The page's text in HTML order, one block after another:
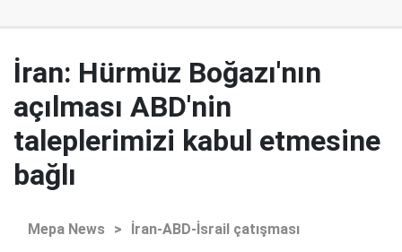
İran: Hürmüz Boğazı'nın
açılması ABD'nin
taleplerimizi kabul etmesine
bağlı
Mepa News > İran-ABD-İsrail çatışması